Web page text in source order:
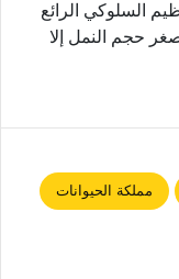
السلوكي الرائع
حجم النمل إلا
مملكة الحيوانات